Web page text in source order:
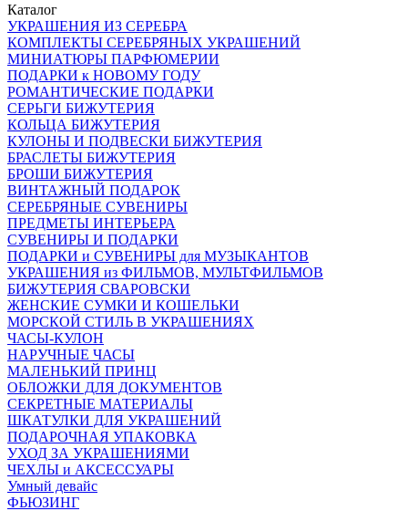
Каталог
УКРАШЕНИЯ ИЗ СЕРЕБРА
КОМПЛЕКТЫ СЕРЕБРЯНЫХ УКРАШЕНИЙ
МИНИАТЮРЫ ПАРФЮМЕРИИ
ПОДАРКИ к НОВОМУ ГОДУ
РОМАНТИЧЕСКИЕ ПОДАРКИ
СЕРЬГИ БИЖУТЕРИЯ
КОЛЬЦА БИЖУТЕРИЯ
КУЛОНЫ И ПОДВЕСКИ БИЖУТЕРИЯ
БРАСЛЕТЫ БИЖУТЕРИЯ
БРОШИ БИЖУТЕРИЯ
ВИНТАЖНЫЙ ПОДАРОК
СЕРЕБРЯНЫЕ СУВЕНИРЫ
ПРЕДМЕТЫ ИНТЕРЬЕРА
СУВЕНИРЫ И ПОДАРКИ
ПОДАРКИ и СУВЕНИРЫ для МУЗЫКАНТОВ
УКРАШЕНИЯ из ФИЛЬМОВ, МУЛЬТФИЛЬМОВ
БИЖУТЕРИЯ СВАРОВСКИ
ЖЕНСКИЕ СУМКИ И КОШЕЛЬКИ
МОРСКОЙ СТИЛЬ В УКРАШЕНИЯХ
ЧАСЫ-КУЛОН
НАРУЧНЫЕ ЧАСЫ
МАЛЕНЬКИЙ ПРИНЦ
ОБЛОЖКИ ДЛЯ ДОКУМЕНТОВ
СЕКРЕТНЫЕ МАТЕРИАЛЫ
ШКАТУЛКИ ДЛЯ УКРАШЕНИЙ
ПОДАРОЧНАЯ УПАКОВКА
УХОД ЗА УКРАШЕНИЯМИ
ЧEХЛЫ и АКСЕССУАРЫ
Умный девайс
ФЬЮЗИНГ